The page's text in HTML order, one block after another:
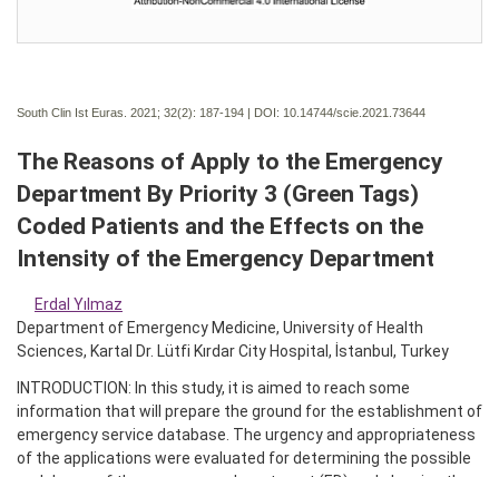
South Clin Ist Euras. 2021; 32(2): 187-194 | DOI: 10.14744/scie.2021.73644
The Reasons of Apply to the Emergency
Department By Priority 3 (Green Tags)
Coded Patients and the Effects on the
Intensity of the Emergency Department
Erdal Yılmaz
Department of Emergency Medicine, University of Health
Sciences, Kartal Dr. Lütfi Kırdar City Hospital, İstanbul, Turkey
INTRODUCTION: In this study, it is aimed to reach some
information that will prepare the ground for the establishment of
emergency service database. The urgency and appropriateness
of the applications were evaluated for determining the possible